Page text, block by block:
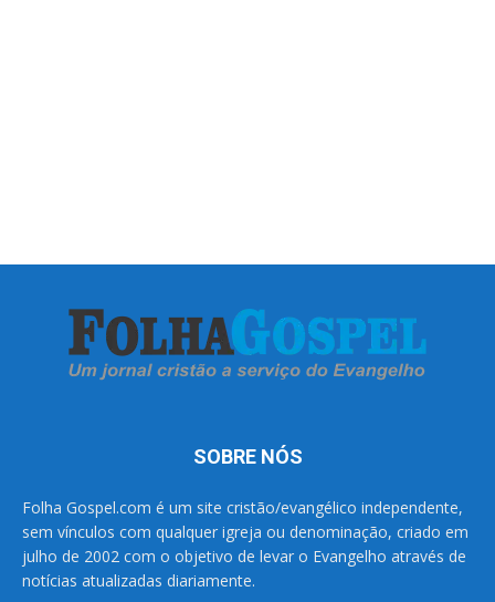
SOBRE NÓS
Folha Gospel.com é um site cristão/evangélico independente,
sem vínculos com qualquer igreja ou denominação, criado em
julho de 2002 com o objetivo de levar o Evangelho através de
notícias atualizadas diariamente.